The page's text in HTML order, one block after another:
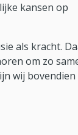
kansen op
als kracht.
om zo
wij bovendien
bestand)